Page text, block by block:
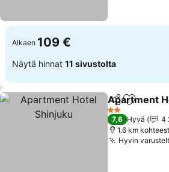
Alkaen 109 €
Näytä hinnat 11 sivustolta
Jaa Lisää
Apartment
2 Tähtiluokitus
7,6 Hyvä
4
1.6 km
Hyvin